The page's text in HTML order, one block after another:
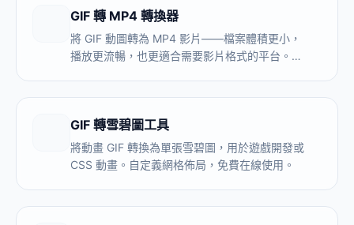
GIF 轉 MP4 轉換器
將 GIF 動圖轉為 MP4 影片——檔案體積更小，
播放更流暢，也更適合需要影片格式的平台。免
GIF 轉雪碧圖工具
將動畫 GIF 轉換為單張雪碧圖，用於遊戲開發或
CSS 動畫。自定義網格佈局，免費在線使用。